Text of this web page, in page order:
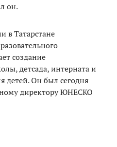
он.
в Татарстане
создание
детсада, интерната и
детей. Он был сегодня
директору ЮНЕСКО